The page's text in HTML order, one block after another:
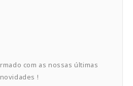
com as nossas últimas
novidades !